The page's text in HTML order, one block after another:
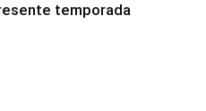
temporada